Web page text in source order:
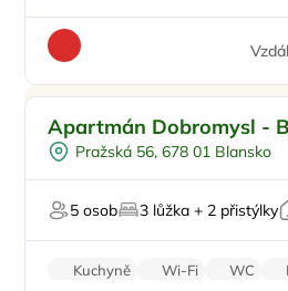
Pro milovníky přírody
Apartmán Dobromysl -
Pražská 56, 678 01 Blansko
5 osob 3 lůžka + 2 přistýlky
Kuchyně Wi-Fi WC